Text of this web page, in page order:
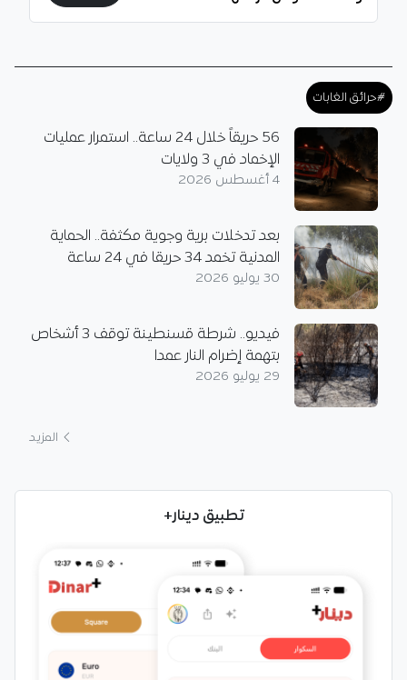
#حرائق الغابات
56 حريقاً خلال 24 ساعة.. استمرار عمليات
الإخماد في 3 ولايات
4 أغسطس 2026
بعد تدخلات برية وجوية مكثفة.. الحماية
المدنية تخمد 34 حريقا في 24 ساعة
30 يوليو 2026
فيديو.. شرطة قسنطينة توقف 3 أشخاص
بتهمة إضرام النار عمدا
29 يوليو 2026
المزيد
تطبيق دينار+